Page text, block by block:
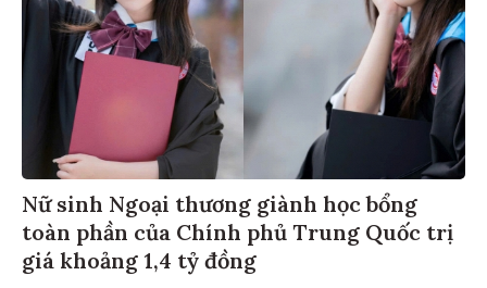
Nữ sinh Ngoại thương giành học bổng
toàn phần của Chính phủ Trung Quốc trị
giá khoảng 1,4 tỷ đồng